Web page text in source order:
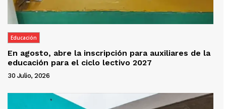
Educación
En agosto, abre la inscripción para auxiliares de la
educación para el ciclo lectivo 2027
30 Julio, 2026